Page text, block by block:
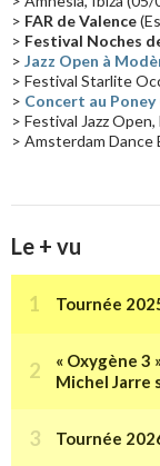
(14)
Tournée 2025(14)
> FAR de Valence
> Festival Noches
> Jazz Open à
> Festival Starlite
> Concert au Poney
> Festival Jazz
> Amsterdam
Le + vu